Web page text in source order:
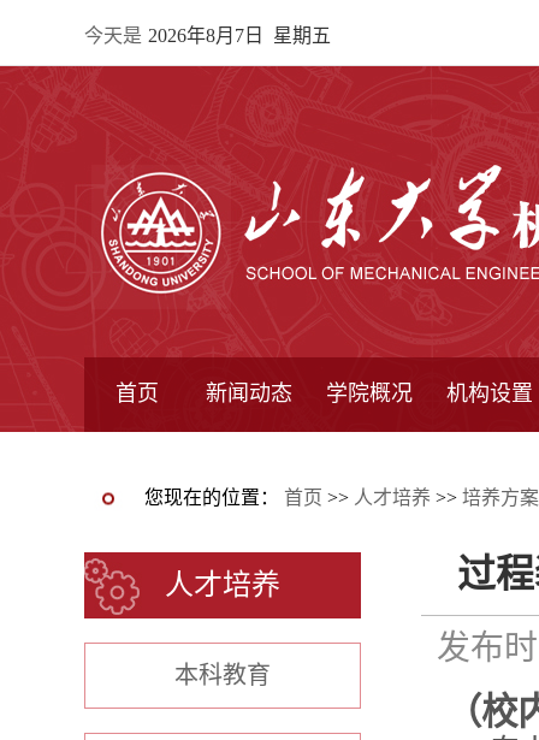
今天是 2026年8月7日 星期五
首页 新闻动态 学院概况 机构设置
您现在的位置： 首页 >> 人才培养 >> 培养方案
人才培养
本科教育
过
发布
（校